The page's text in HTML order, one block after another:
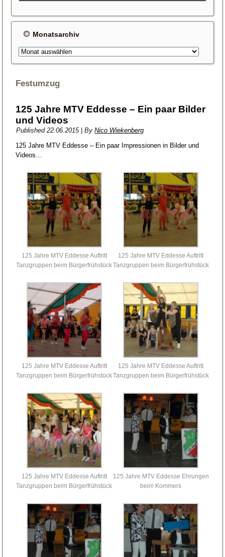
Monatsarchiv
Monatsarchiv
Festumzug
125 Jahre MTV Eddesse – Ein paar Bilder
und Videos
Published 22.06.2015|By Nico Wiekenberg
125 Jahre MTV Eddesse – Ein paar Impressionen in Bilder und
Videos…
125 Jahre MTV Eddesse Auftritt
Tanzgruppen beim Bürgerfrühstück
125 Jahre MTV Eddesse Auftritt
Tanzgruppen beim Bürgerfrühstück
125 Jahre MTV Eddesse Auftritt
Tanzgruppen beim Bürgerfrühstück
125 Jahre MTV Eddesse Auftritt
Tanzgruppen beim Bürgerfrühstück
125 Jahre MTV Eddesse Auftritt
Tanzgruppen beim Bürgerfrühstück
125 Jahre MTV Eddesse Ehrungen
beim Kommers